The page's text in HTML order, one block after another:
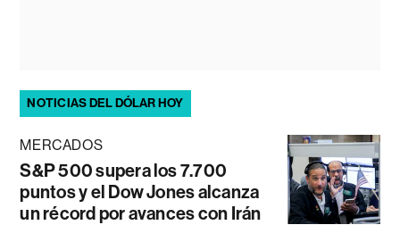
NOTICIAS DEL DÓLAR HOY
MERCADOS
S&P 500 supera los 7.700
puntos y el Dow Jones alcanza
un récord por avances con Irán